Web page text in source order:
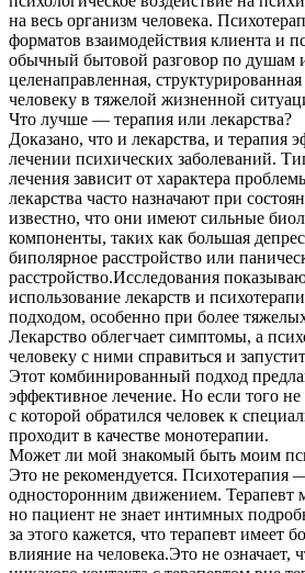
на весь организм человека.
форматов взаимодействия клиента и
обычный бытовой разговор по душам
целенаправленная,
человеку в тяжелой жизненной
Что лучше — терапия или лекарства?
Доказано, что и лекарства, и терапия
лечении психических заболеваний.
лечения зависит от характера
лекарства часто назначают при
известно, что они имеют сильные
компоненты, таких как большая
биполярное расстройство или
расстройство.Исследования
использование лекарств и
подходом, особенно при более
Лекарство облегчает симптомы, а
человеку с ними справиться и
Этот комбинированный подход
эффективное лечение. Но если того не
с которой обратился человек к
проходит в качестве монотерапии.
Может ли мой знакомый быть моим
Это не рекомендуется. Психотерапия
односторонним движением. Терапевт
но пациент не знает интимных
за этого кажется, что терапевт имеет
влияние на человека.Это не означает,